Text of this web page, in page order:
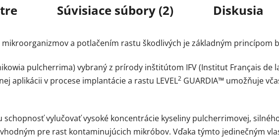
Súvisiace súbory (2) Diskusia
a potlačením rastu škodlivých je základným princípom
pulcherrima) vybraný z prírody inštitútom IFV (Institut Français de
aplikácii v procese implantácie a rastu LEVEL2 GUARDIA™ umožňuje
schopnosť vylučovať vysoké koncentrácie kyseliny pulcherrimovej,
pre rast kontaminujúcich mikróbov. Vďaka týmto jedinečným